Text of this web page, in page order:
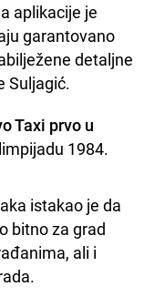
aplikacije je
garantovano
detaljne
Suljagić.
Taxi prvo u
1984.
istakao je da
bitno za grad
ali i